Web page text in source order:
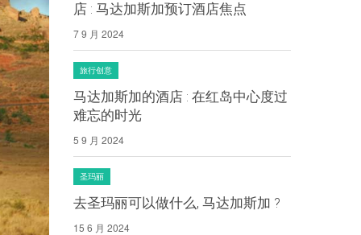
店 : 马达加斯加预订酒店焦点
7 9 月 2024
旅行创意
马达加斯加的酒店 : 在红岛中心度过
难忘的时光
5 9 月 2024
圣玛丽
去圣玛丽可以做什么, 马达加斯加 ?
15 6 月 2024